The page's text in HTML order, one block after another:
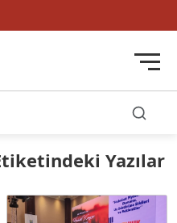
Yazılar